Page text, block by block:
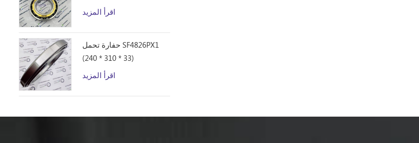
اقرأ المزيد
حفارة تحمل SF4826PX1
(240 * 310 * 33)
اقرأ المزيد